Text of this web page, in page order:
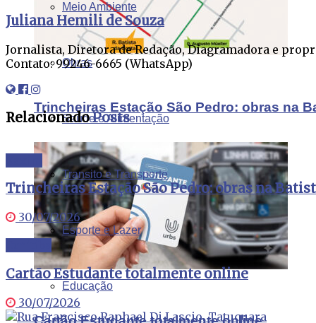
Trincheiras Estação São Pedro: obras na
Meio Ambiente
Obras
Saúde e Alimentação
Transito e Transporte
Esporte e Lazer
Educação
Juliana Hemili de Souza
Jornalista, Diretora de Redação, Diagramadora e
Contato: 99246-6665 (WhatsApp)
RelacionadoPosts
Trincheiras Estação São Pedro: obras na
30/07/2026
Cartão Estudante totalmente online
30/07/2026